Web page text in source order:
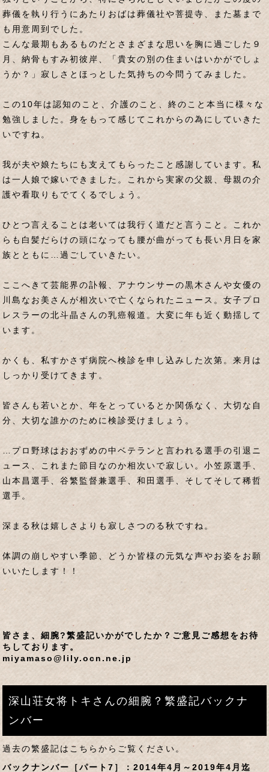
葬儀を執り行うにあたりおばは葬儀社や菩提寺、また墓まで
も用意周到でした。
こんな最期もあるものだとさまざまな思いを胸に過ごした９
月、納骨もすみ初彼岸、「貴女の別の住まいはいかがでしょ
うか？」寂しさとほっとした気持ちの今問うてみました。
この10年は認知のこと、介護のこと、終のこと本当に様々な
勉強しました。身をもって感じてこれからの為にしていきた
いですね。
我が夫や娘たちにも支えてもらったこと感謝しています。私
は一人娘で嫁いできました。これから実家の父親、母親の介
護や看取りもでてくるでしょう。
ひとつ言えることは老いては我行く道だと言うこと。これか
らも白髪だらけの頭になっても腰が曲がっても長い月日を家
族とともに…過ごしていきたい。
ここへきて芸能界の訃報、アナウンサーの黒木さんや女優の
川島なお美さんが相次いで亡くなられたニュース。女子プロ
レスラーの北斗晶さんの乳癌報道。大変に年も近く動揺して
います。
かくも、私すかさず病院へ検診を申し込みした次第。来月は
しっかり受けてきます。
皆さんも若いとか、年をとっているとか関係なく、大切な自
分、大切な誰かのために検診受けましょう。
…プロ野球はおおずめの中ベテランと言われる選手の引退ニ
ュース、これまた節目なのか相次いで寂しい。小笠原選手、
山本昌選手、谷繁監督兼選手、和田選手、そしてそして稀哲
選手。
深まる秋は嬉しさよりも寂しさつのる秋ですね。
体調の崩しやすい季節、どうか皆様の元気な声やお姿をお願
いいたします！！
皆さま、細腕?繁盛記いかがでしたか？ご意見ご感想をお待
ちしております。
miyamaso@lily.ocn.ne.jp
深山荘女将トキさんの細腕？繁盛記バックナ
ンバー
過去の繁盛記はこちらからご覧ください。
バックナンバー［パート7］：2014年4月～2019年4月迄